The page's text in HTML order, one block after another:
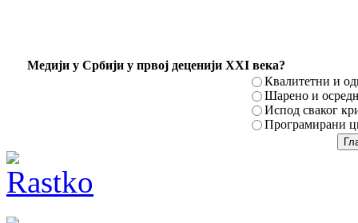
Mедији у Србији у првој деценији XXI века?
Квалитетни и
Шарено и
Испод сваког
Програмирани